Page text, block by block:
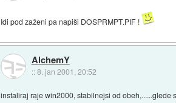
Idi pod zaženi pa napiši DOSPRMPT.PIF !
AlchemY
::8. jan 2001, 20:52
instaliraj raje win2000, stabilnejsi od